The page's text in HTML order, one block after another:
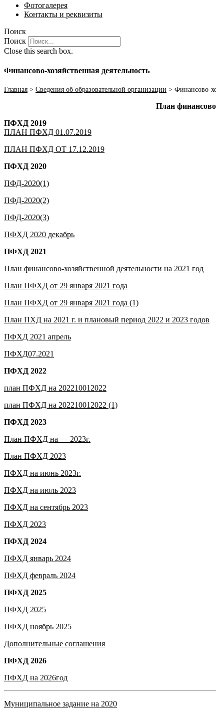
Фотогалерея
Контакты и реквизиты
Поиск
Поиск
Close this search box.
Финансово-хозяйственная деятельность
Главная > Сведения об образовательной организации > Финансово-
План
ПФХД 2019
ПЛАН ПФХД 01.07.2019
ПЛАН ПФХД ОТ 17.12.2019
ПФХД 2020
ПФД-2020(1)
ПФД-2020(2)
ПФД-2020(3)
ПФХД 2020 декабрь
ПФХД 2021
План финансово-хозяйственной деятельности на 2021 год
План ПФХД от 29 января 2021 года
План ПФХД от 29 января 2021 года (1)
План ПХД на 2021 г. и плановый период 2022 и 2023 годов
ПФХД 2021 апрель
ПФХД07.2021
ПФХД 2022
план ПФХД на 202210012022
план ПФХД на 202210012022 (1)
ПФХД 2023
План ПФХД на — 2023г.
План ПФХД 2023
ПФХД на июнь 2023г.
ПФХД на июль 2023
ПФХД на сентябрь 2023
ПФХД 2023
ПФХД 2024
ПФХД январь 2024
ПФХД февраль 2024
ПФХД 2025
ПФХД 2025
ПФХД ноябрь 2025
Дополнительные соглашения
ПФХД 2026
ПФХД на 2026год
Муниципальное задание на 2020